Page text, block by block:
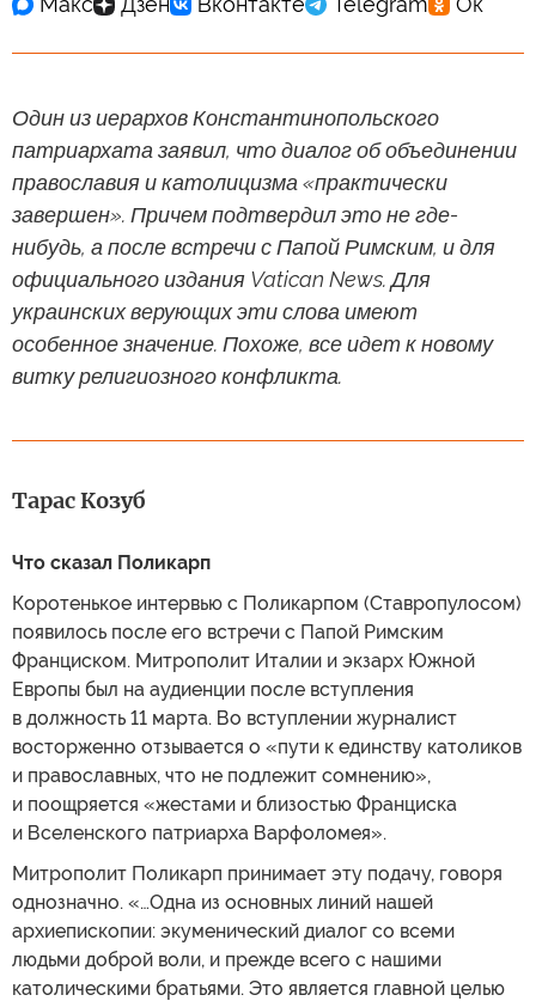
Один из иерархов Константинопольского
патриархата заявил, что диалог об объединении
православия и католицизма «практически
завершен». Причем подтвердил это не где-
нибудь, а после встречи с Папой Римским, и для
официального издания Vatican News. Для
украинских верующих эти слова имеют
особенное значение. Похоже, все идет к новому
витку религиозного конфликта.
Тарас Козуб
Что сказал Поликарп
Коротенькое интервью с Поликарпом (Ставропулосом)
появилось после его встречи с Папой Римским
Франциском. Митрополит Италии и экзарх Южной
Европы был на аудиенции после вступления
в должность 11 марта. Во вступлении журналист
восторженно отзывается о «пути к единству католиков
и православных, что не подлежит сомнению»,
и поощряется «жестами и близостью Франциска
и Вселенского патриарха Варфоломея».
Митрополит Поликарп принимает эту подачу, говоря
однозначно. «…Одна из основных линий нашей
архиепископии: экуменический диалог со всеми
людьми доброй воли, и прежде всего с нашими
католическими братьями. Это является главной целью